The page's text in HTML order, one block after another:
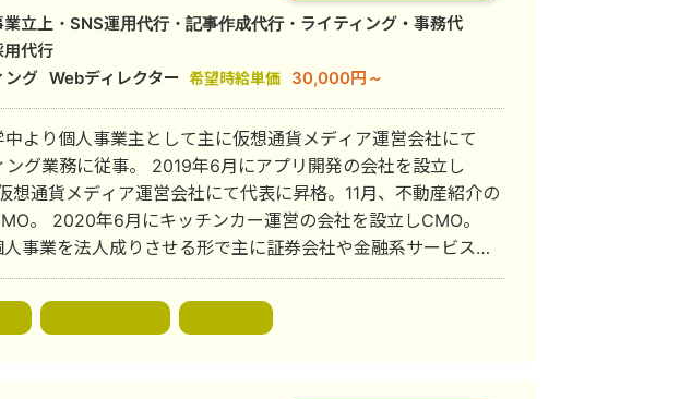
立上・SNS運用代行・記事作成代行・ライティング・事務代
用代行
ング Webディレクター 希望時給単価 30,000円～
より個人事業主として主に仮想通貨メディア運営会社にて
年6月にアプリ開発の会社を設立し
想通貨メディア運営会社にて代表に昇格。11月、不動産紹介の
を設立しCMO。
事業を法人成りさせる形で主に証券会社や金融系サービスに
ケティングコンサルを行う個人会社SNOW WHITE（現スノー
立。11月、完全無所属の札幌市議会議員山口かずさ連合後援会